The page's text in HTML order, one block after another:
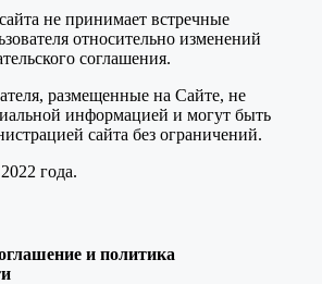
не принимает встречные
относительно изменений
соглашения.
размещенные на Сайте, не
информацией и могут быть
сайта без ограничений.
года.
и политика